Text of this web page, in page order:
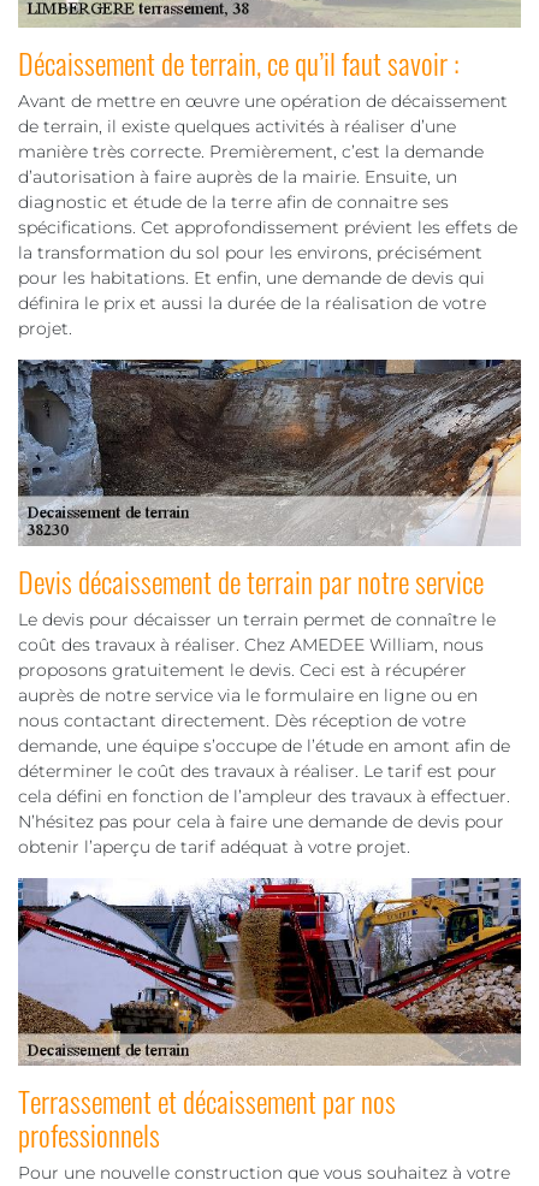
Décaissement de terrain, ce qu’il faut savoir :
Avant de mettre en œuvre une opération de décaissement
de terrain, il existe quelques activités à réaliser d’une
manière très correcte. Premièrement, c’est la demande
d’autorisation à faire auprès de la mairie. Ensuite, un
diagnostic et étude de la terre afin de connaitre ses
spécifications. Cet approfondissement prévient les effets de
la transformation du sol pour les environs, précisément
pour les habitations. Et enfin, une demande de devis qui
définira le prix et aussi la durée de la réalisation de votre
projet.
Devis décaissement de terrain par notre service
Le devis pour décaisser un terrain permet de connaître le
coût des travaux à réaliser. Chez AMEDEE William, nous
proposons gratuitement le devis. Ceci est à récupérer
auprès de notre service via le formulaire en ligne ou en
nous contactant directement. Dès réception de votre
demande, une équipe s’occupe de l’étude en amont afin de
déterminer le coût des travaux à réaliser. Le tarif est pour
cela défini en fonction de l’ampleur des travaux à effectuer.
N’hésitez pas pour cela à faire une demande de devis pour
obtenir l’aperçu de tarif adéquat à votre projet.
Terrassement et décaissement par nos
professionnels
Pour une nouvelle construction que vous souhaitez à votre